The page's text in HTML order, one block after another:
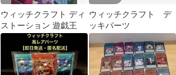
ウィッチクラフト ディ
ストーション 遊戯王
ウィッチクラフト デ
ッキパーツ